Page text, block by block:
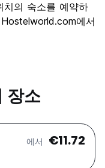
8.0
치의 숙소를 예약하
에서
장소
에서 €11.72